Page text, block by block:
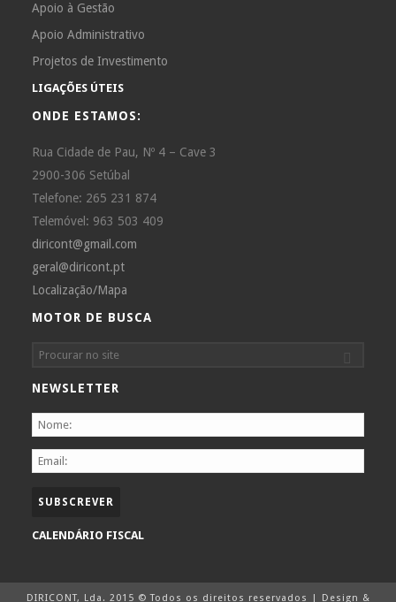
Apoio à Gestão
Apoio Administrativo
Projetos de Investimento
LIGAÇÕES ÚTEIS
ONDE ESTAMOS:
Rua Cidade de Pau, Nº 4 – Cave 3
2900-306 Setúbal
Telefone: 265 231 874
Telemóvel: 963 503 409
diricont@gmail.com
geral@diricont.pt
Localização/Mapa
MOTOR DE BUSCA
NEWSLETTER
CALENDÁRIO FISCAL
DIRICONT, Lda. 2015 © Todos os direitos reservados | Design &